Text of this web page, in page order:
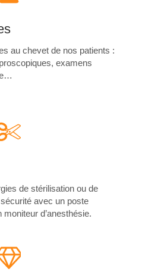
au chevet de nos patients :
examens
de stérilisation ou de
avec un poste
d’anesthésie.